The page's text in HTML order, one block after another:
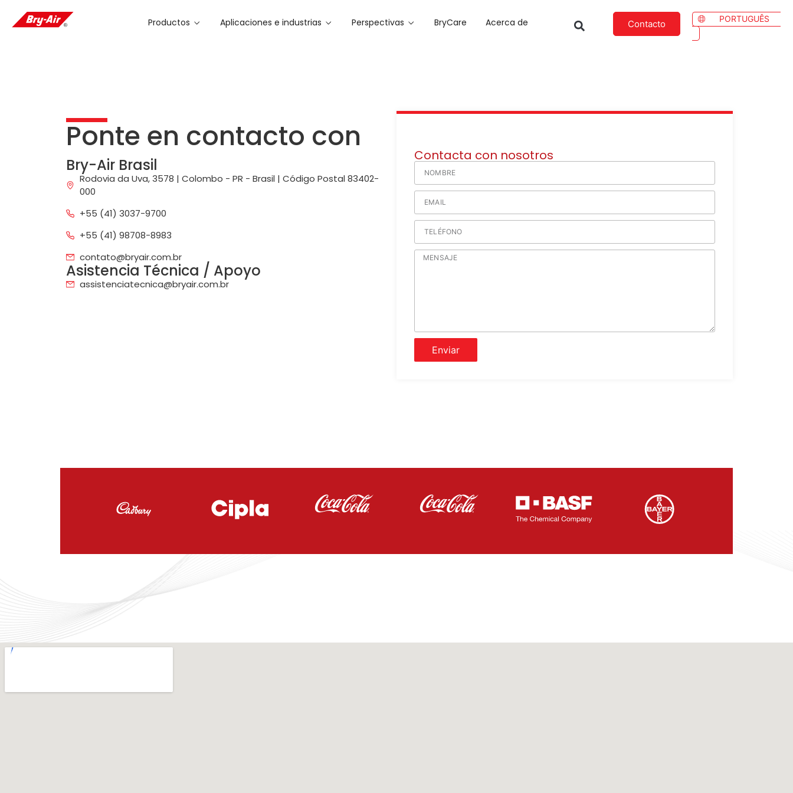
Productos Aplicaciones e industrias Perspectivas BryCare Acerca de Contacto PORTUGUÊS
Ponte en contacto con
Bry-Air Brasil
Rodovia da Uva, 3578 | Colombo - PR - Brasil | Código Postal 83402-
000
+55 (41) 3037-9700
+55 (41) 98708-8983
contato@bryair.com.br
Asistencia Técnica / Apoyo
assistenciatecnica@bryair.com.br
Enviar
Contacta con nosotros